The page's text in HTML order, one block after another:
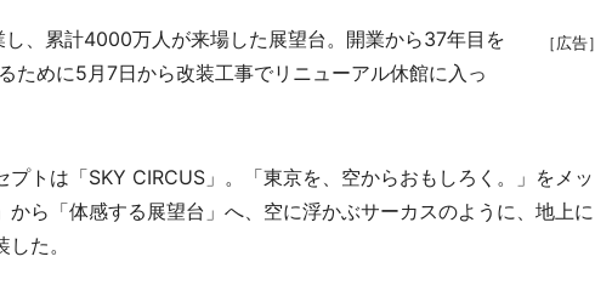
［広告］
、累計4000万人が来場した展望台。開業から37年目を
ために5月7日から改装工事でリニューアル休館に入っ
トは「SKY CIRCUS」。「東京を、空からおもしろく。」をメッ
ら「体感する展望台」へ、空に浮かぶサーカスのように、地上に
た。